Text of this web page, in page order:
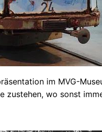
im MVG-
zustehen, wo sonst